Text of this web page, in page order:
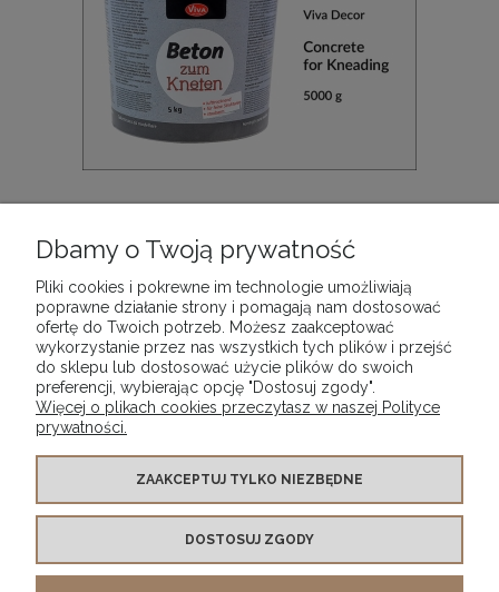
Decor, opak. 5,00 kg
111,90 zł
DO KOSZYKA
WARUNKI ZAKUPÓW
MOJE KONTO
Dbamy o Twoją prywatność
Pliki cookies i pokrewne im technologie umożliwiają
poprawne działanie strony i pomagają nam dostosować
ofertę do Twoich potrzeb. Możesz zaakceptować
wykorzystanie przez nas wszystkich tych plików i przejść
do sklepu lub dostosować użycie plików do swoich
preferencji, wybierając opcję "Dostosuj zgody".
Więcej o plikach cookies przeczytasz w naszej Polityce
prywatności.
ZAAKCEPTUJ TYLKO NIEZBĘDNE
DOSTOSUJ ZGODY